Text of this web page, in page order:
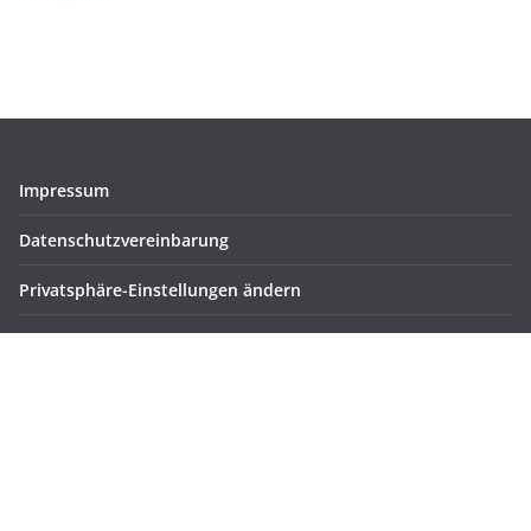
Impressum
Datenschutzvereinbarung
Privatsphäre-Einstellungen ändern
Historie der Privatsphäre-Einstellungen